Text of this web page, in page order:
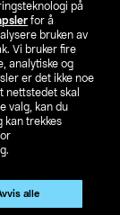
på
for å
bruken av
Vi bruker fire
analytiske og
er det ikke noe
nettstedet skal
valg, kan du
kan trekkes
alle